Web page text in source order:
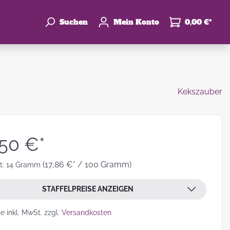
Suchen Mein Konto 0,00 €*
Kekszauber
€*
14 Gramm (17,86 €* / 100 Gramm)
STAFFELPREISE ANZEIGEN
inkl. MwSt. zzgl. Versandkosten